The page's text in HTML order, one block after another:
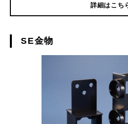
詳細はこち
SE金物